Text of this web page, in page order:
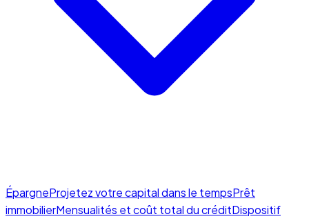
ÉpargneProjetez votre capital dans le tempsPrêt
immobilierMensualités et coût total du créditDispositif